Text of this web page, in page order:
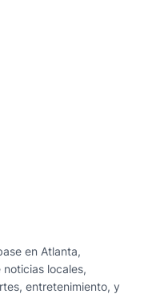
en Atlanta,
locales,
entretenimiento, y